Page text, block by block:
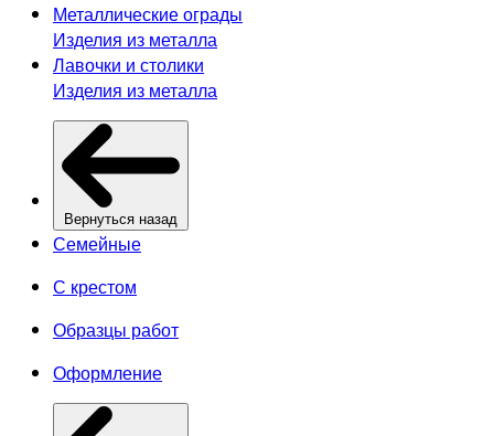
Металлические ограды
Изделия из металла
Лавочки и столики
Изделия из металла
Вернуться назад
Семейные
С крестом
Образцы работ
Оформление